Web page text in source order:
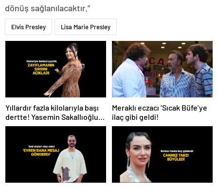
dönüş sağlanılacaktır.”
Elvis Presley Lisa Marie Presley
Yıllardır fazla kilolarıyla başı
dertte! Yasemin Sakallıoğlu
zayıflamasının sırrını açıkladı
Meraklı eczacı ‘Sıcak Büfe’ye
ilaç gibi geldi!